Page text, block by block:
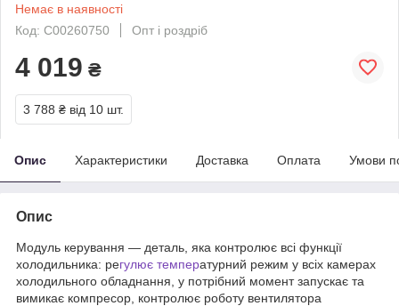
Немає в наявності
Код: C00260750
Опт і роздріб
4 019 ₴
3 788 ₴ від 10 шт.
Опис Характеристики Доставка Оплата Умови
Опис
Модуль керування — деталь, яка контролює всі функції
холодильника: регулює температурний режим у всіх камерах
холодильного обладнання, у потрібний момент запускає та
вимикає компресор, контролює роботу вентилятора